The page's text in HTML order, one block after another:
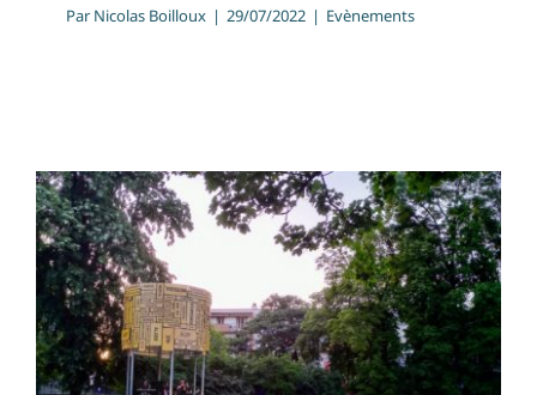
Par Nicolas Boilloux | 29/07/2022 | Evènements
Clap de fin pour la première
édition du Festi’Parc de
Cusset !